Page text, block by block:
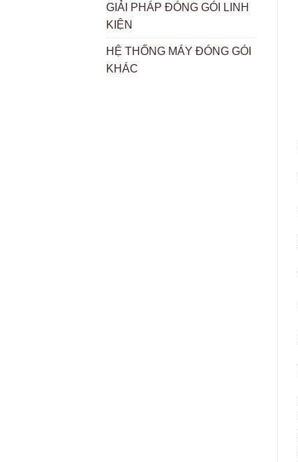
GIẢI PHÁP ĐÓNG GÓI LINH
KIỆN
HỆ THỐNG MÁY ĐÓNG GÓI
KHÁC